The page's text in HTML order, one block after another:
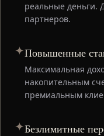
реальные деньги.
партнеров.
✦Повышенные
Максимальная
накопительным
премиальным
✦Безлимитные